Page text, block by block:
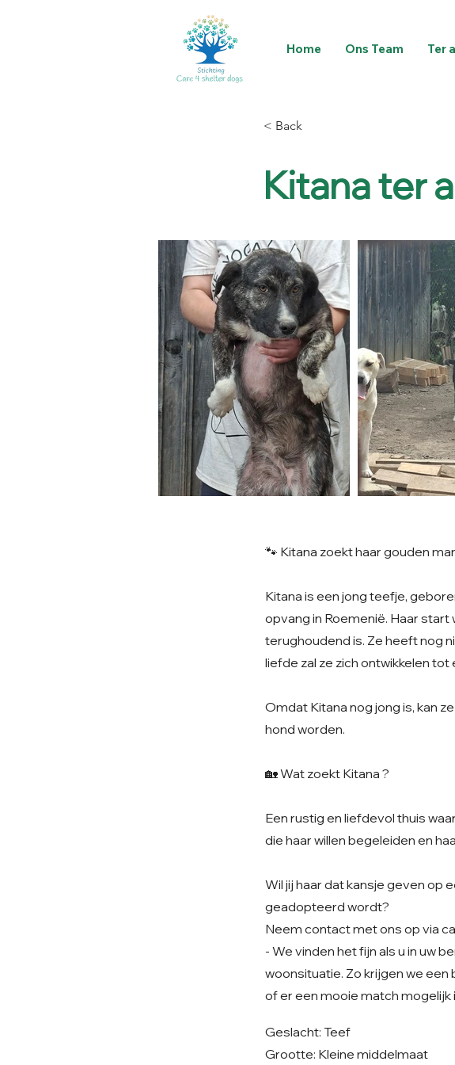
Home Ons Team Ter
< Back
Kitana ter
🐾 Kitana zoekt haar gouden
Kitana is een jong teefje,
opvang in Roemenië. Haar start
terughoudend is. Ze heeft nog
liefde zal ze zich ontwikkelen
Omdat Kitana nog jong is, kan
hond worden.
🏡 Wat zoekt Kitana ?
Een rustig en liefdevol thuis
die haar willen begeleiden en
Wil jij haar dat kansje geven op
geadopteerd wordt?
Neem contact met ons op via
- We vinden het fijn als u in uw
woonsituatie. Zo krijgen we een
of er een mooie match mogelijk
Geslacht: Teef
Grootte: Kleine middelmaat